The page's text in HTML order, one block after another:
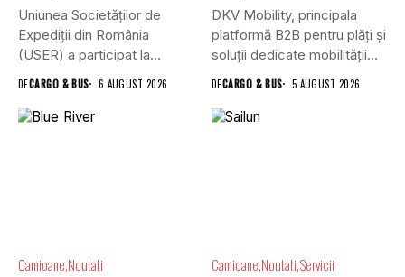
Uniunea Societăților de
Expediții din România
(USER) a participat la
DECARGO & BUS 6 AUGUST 2026
DKV Mobility, principala
platformă B2B pentru plăți și
soluții dedicate mobilității
DECARGO & BUS 5 AUGUST 2026
Camioane Noutati Camioane Noutati Servicii